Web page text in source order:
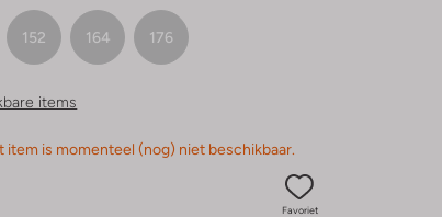
152 164 176
items
item is momenteel (nog) niet beschikbaar.
Favoriet